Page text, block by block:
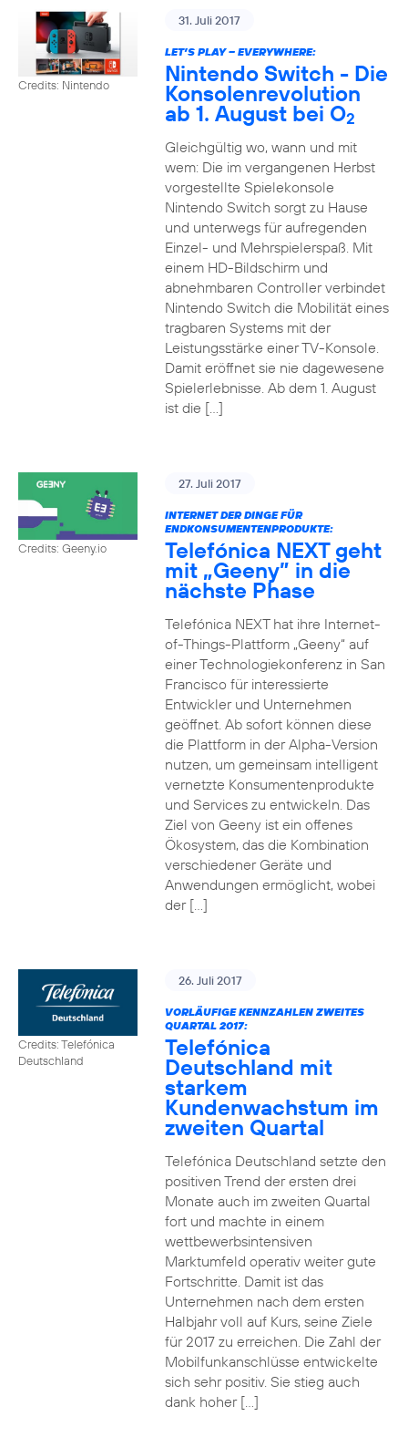
Credits: Nintendo
31. Juli 2017
LET’S PLAY – EVERYWHERE:
Nintendo Switch - Die
Konsolenrevolution
ab 1. August bei O2
Gleichgültig wo, wann und mit
wem: Die im vergangenen Herbst
vorgestellte Spielekonsole
Nintendo Switch sorgt zu Hause
und unterwegs für aufregenden
Einzel- und Mehrspielerspaß. Mit
einem HD-Bildschirm und
abnehmbaren Controller verbindet
Nintendo Switch die Mobilität eines
tragbaren Systems mit der
Leistungsstärke einer TV-Konsole.
Damit eröffnet sie nie dagewesene
Spielerlebnisse. Ab dem 1. August
ist die […]
Credits: Geeny.io
27. Juli 2017
INTERNET DER DINGE FÜR
ENDKONSUMENTENPRODUKTE:
Telefónica NEXT geht
mit „Geeny” in die
nächste Phase
Telefónica NEXT hat ihre Internet-
of-Things-Plattform „Geeny“ auf
einer Technologiekonferenz in San
Francisco für interessierte
Entwickler und Unternehmen
geöffnet. Ab sofort können diese
die Plattform in der Alpha-Version
nutzen, um gemeinsam intelligent
vernetzte Konsumentenprodukte
und Services zu entwickeln. Das
Ziel von Geeny ist ein offenes
Ökosystem, das die Kombination
verschiedener Geräte und
Anwendungen ermöglicht, wobei
der […]
Credits: Telefónica
Deutschland
26. Juli 2017
VORLÄUFIGE KENNZAHLEN ZWEITES
QUARTAL 2017:
Telefónica
Deutschland mit
starkem
Kundenwachstum im
zweiten Quartal
Telefónica Deutschland setzte den
positiven Trend der ersten drei
Monate auch im zweiten Quartal
fort und machte in einem
wettbewerbsintensiven
Marktumfeld operativ weiter gute
Fortschritte. Damit ist das
Unternehmen nach dem ersten
Halbjahr voll auf Kurs, seine Ziele
für 2017 zu erreichen. Die Zahl der
Mobilfunkanschlüsse entwickelte
sich sehr positiv. Sie stieg auch
dank hoher […]